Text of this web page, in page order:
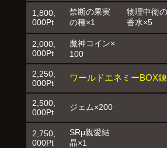
1,800,
000Pt
禁断の果実
の種×1
物理中衛の
香水×5
2,000,
000Pt
魔神コイン×
100
2,250,
000Pt
ワールドエネミーBOX
2,500,
000Pt
ジェム×200
2,750,
000Pt
SRμ親愛結
晶×1